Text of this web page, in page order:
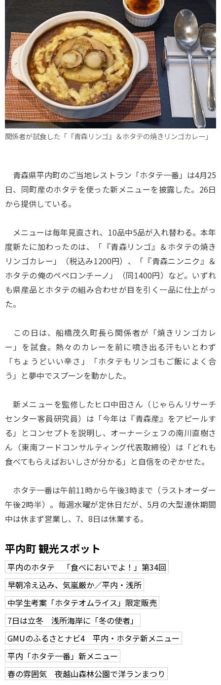
関係者が試食した「『青森リンゴ』＆ホタテの焼きリンゴカレー」
青森県平内町のご当地レストラン「ホタテ一番」は4月25
日、同町産のホタテを使った新メニューを披露した。26日
から提供している。
メニューは毎年見直され、10品中5品が入れ替わる。本年
度新たに加わったのは、「『青森リンゴ』＆ホタテの焼き
リンゴカレー」（税込み1200円）、「『青森ニンニク』＆
ホタテの俺のペペロンチーノ」（同1400円）など。いずれ
も県産品とホタテの組み合わせが目を引く一品に仕上がっ
た。
この日は、船橋茂久町長ら関係者が「焼きリンゴカレ
ー」を試食。熱々のカレーを前に噴き出る汗もいとわず
「ちょうどいい辛さ」「ホタテもリンゴもご飯によく合
う」と夢中でスプーンを動かした。
新メニューを監修したヒロ中田さん（じゃらんリサーチ
センター客員研究員）は「今年は『青森産』をアピールす
る」とコンセプトを説明し、オーナーシェフの南川直樹さ
ん（東南フードコンサルティング代表取締役）は「どれも
食べてもらえばおいしさが分かる」と自信をのぞかせた。
ホタテ一番は午前11時から午後3時まで（ラストオーダー
午後2時半）。毎週水曜が定休日だが、5月の大型連休期間
中は休まず営業し、7、8日は休業する。
平内町 観光スポット
平内のホタテ 「食べにおいでよ！」第34回
早朝冷え込み、気嵐厳か／平内・浅所
中学生考案「ホタテオムライス」限定販売
7日は立冬 浅所海岸に「冬の使者」
GMUのふるさとナビ4 平内・ホタテ新メニュー
平内「ホタテ一番」新メニュー
春の雰囲気 夜越山森林公園で洋ランまつり